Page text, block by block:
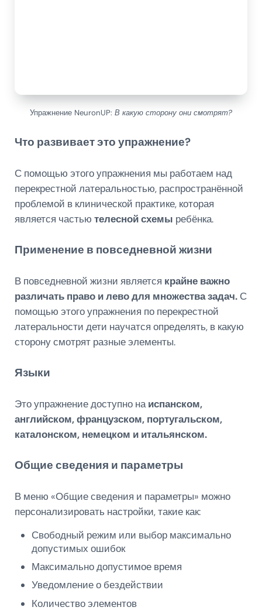
Упражнение NeuronUP: В какую сторону они смотрят?
Что развивает это упражнение?
С помощью этого упражнения мы работаем над
перекрестной латеральностью, распространённой
проблемой в клинической практике, которая
является частью телесной схемы ребёнка.
Применение в повседневной жизни
В повседневной жизни является крайне важно
различать право и лево для множества задач. С
помощью этого упражнения по перекрестной
латеральности дети научатся определять, в какую
сторону смотрят разные элементы.
Языки
Это упражнение доступно наиспанском,
английском, французском, португальском,
каталонском, немецком и итальянском.
Общие сведения и параметры
В меню «Общие сведения и параметры» можно
персонализировать настройки, такие как:
Свободный режим или выбор максимально
допустимых ошибок
Максимально допустимое время
Уведомление о бездействии
Количество элементов